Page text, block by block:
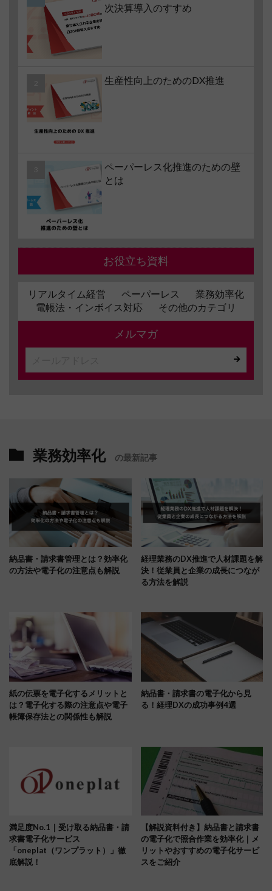
次決算導入のすすめ
生産性向上のためのDX推進
ペーパーレス化推進のための壁
とは
お役立ち資料
リアルタイム経営 ペーパーレス
業務効率化
電帳法・インボイス対応
その他のカテゴリ
メルマガ
業務効率化 の最新記事
納品書・請求書管理とは？効率化
の方法や電子化の注意点も解説
経理業務のDX推進で人材課題を解
決！従業員と企業の成長につなが
る方法を解説
紙の伝票を電子化するメリットと
は？電子化する際の注意点や電子
帳簿保存法との関係性も解説
納品書・請求書の電子化から見
る！経理DXの成功事例4選
満足度No.1｜受け取る納品書・請
求書電子化サービス
「oneplat（ワンプラット）」徹
底解説！
【解説資料付き】納品書と請求書
の電子化で照合作業を効率化｜メ
リットやおすすめの電子化サービ
スをご紹介